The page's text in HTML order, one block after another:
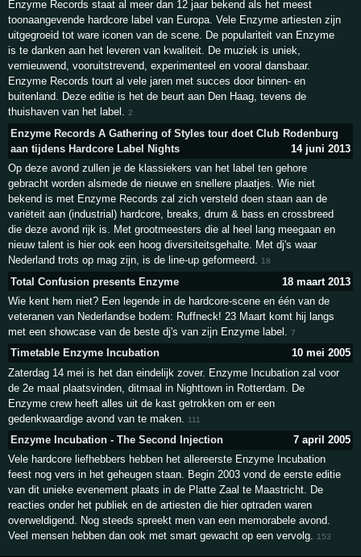
Enzyme Records staat al meer dan 12 jaar bekend als het meest
toonaangevende hardcore label van Europa. Vele Enzyme artiesten zijn
uitgegroeid tot ware iconen van de scene. De populariteit van Enzyme
is te danken aan het leveren van kwaliteit. De muziek is uniek,
vernieuwend, vooruitstrevend, experimenteel en vooral dansbaar.
Enzyme Records tourt al vele jaren met succes door binnen- en
buitenland. Deze editie is het de beurt aan Den Haag, tevens de
thuishaven van het label.2
Enzyme Records A Gathering of Styles tour doet Club Rodenburg
aan tijdens Hardcore Label Nights
14 juni 2013
Op deze avond zullen je de klassiekers van het label ten gehore
gebracht worden alsmede de nieuwe en snellere plaatjes. Wie niet
bekend is met Enzyme Records zal zich versteld doen staan aan de
variëteit aan (industrial) hardcore, breaks, drum & bass en crossbreed
die deze avond rijk is. Met grootmeesters die al heel lang meegaan en
nieuw talent is hier ook een hoog diversiteitsgehalte. Met dj's waar
Nederland trots op mag zijn, is de line-up geformeerd. 18
Total Confusion presents Enzyme
18 maart 2013
Wie kent hem niet? Een legende in de hardcore-scene en één van de
veteranen van Nederlandse bodem: Ruffneck! 23 Maart komt hij langs
met een showcase van de beste dj's van zijn Enzyme label.7
Timetable Enzyme Incubation
10 mei 2005
Zaterdag 14 mei is het dan eindelijk zover. Enzyme Incubation zal voor
de 2e maal plaatsvinden, ditmaal in Nighttown in Rotterdam. De
Enzyme crew heeft alles uit de kast getrokken om er een
gedenkwaardige avond van te maken.
111
Enzyme Incubation - The Second Injection
7 april 2005
Vele hardcore liefhebbers hebben het allereerste Enzyme Incubation
feest nog vers in het geheugen staan. Begin 2003 vond de eerste editie
van dit unieke evenement plaats in de Platte Zaal te Maastricht. De
reacties onder het publiek en de artiesten die hier optraden waren
overweldigend. Nog steeds spreekt men van een memorabele avond.
Veel mensen hebben dan ook met smart gewacht op een vervolg. 153